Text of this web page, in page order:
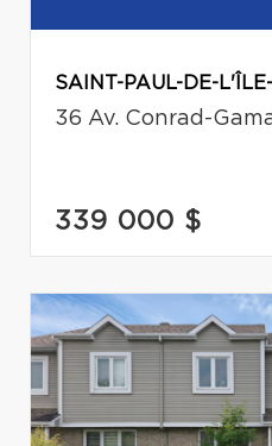
SAINT-PAUL-DE-
36 Av. Conrad-
339 000 $